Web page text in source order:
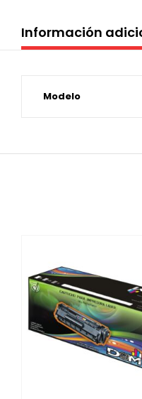
Información
Modelo